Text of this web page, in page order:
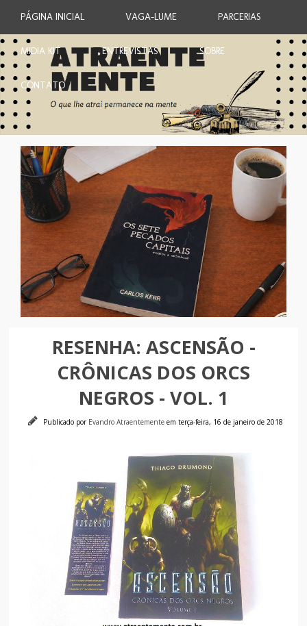
PÁGINA INICIAL VAGA-LUME PARCERIAS
MIDIA KIT ENTREVISTAS SOBRE
CONTATO
RESENHA: ASCENSÃO -
CRÔNICAS DOS ORCS
NEGROS - VOL. 1
Publicado por Evandro Atraentemente em terça-feira, 16 de janeiro de 2018